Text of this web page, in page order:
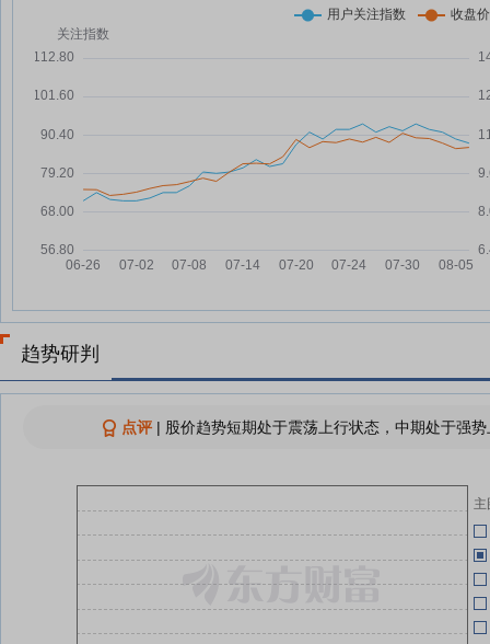
中国石油：融资净偿还1495.21万
08-01
79家国企上榜2026《财富》世界
500强！国企从“做大”到“做强”还
07-31
07-31
亿元，通源石油等6股净流出资金
国家发改委：自7月31日24时起，
04-30
04-30
04-24
04-24
趋势研判
点评| 股价趋势短期处于震荡上行状态，中期处于强
主